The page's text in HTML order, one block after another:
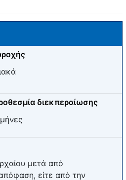
διεκπεραίωσης
μετά από
είτε από την